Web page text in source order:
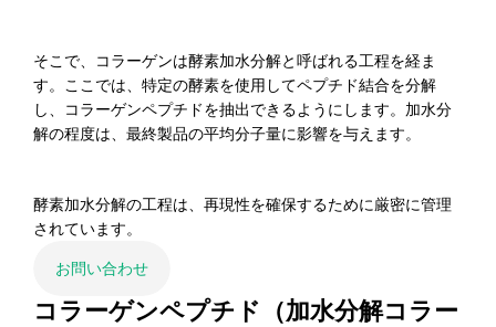
そこで、コラーゲンは酵素加水分解と呼ばれる工程を経ま
す。ここでは、特定の酵素を使用してペプチド結合を分解
し、コラーゲンペプチドを抽出できるようにします。加水分
解の程度は、最終製品の平均分子量に影響を与えます。
酵素加水分解の工程は、再現性を確保するために厳密に管理
されています。
お問い合わせ
コラーゲンペプチド（加水分解コラー